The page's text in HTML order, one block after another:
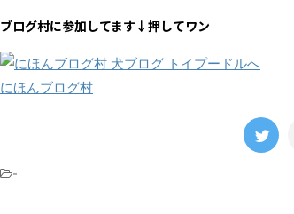
ブログ村に参加してます↓押してワン
にほんブログ村
-